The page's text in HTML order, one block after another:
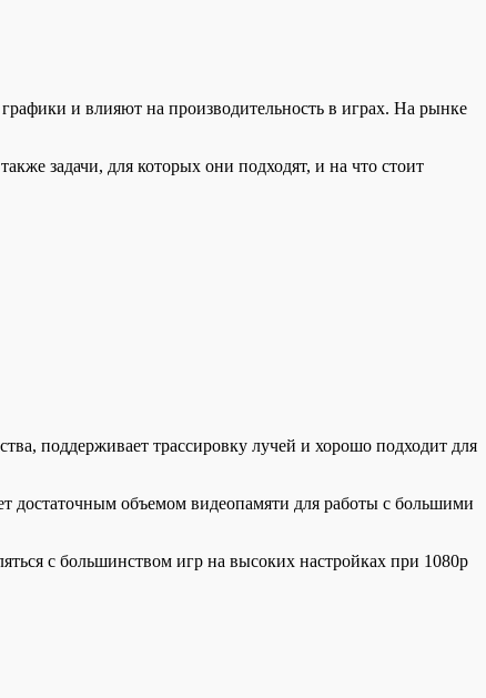
и влияют на производительность в играх. На рынке
задачи, для которых они подходят, и на что стоит
поддерживает трассировку лучей и хорошо подходит для
достаточным объемом видеопамяти для работы с большими
с большинством игр на высоких настройках при 1080p